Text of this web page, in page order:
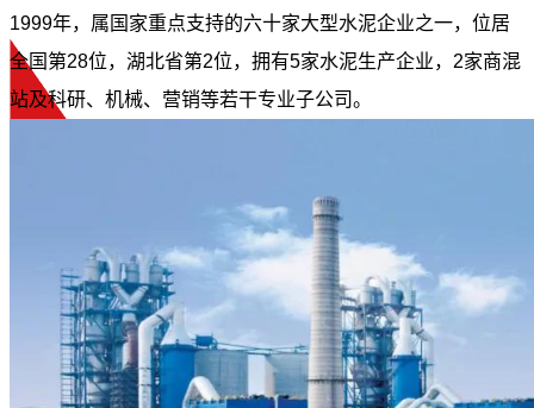
1999年，属国家重点支持的六十家大型水泥企业之一，位居
全国第28位，湖北省第2位，拥有5家水泥生产企业，2家商混
站及科研、机械、营销等若干专业子公司。